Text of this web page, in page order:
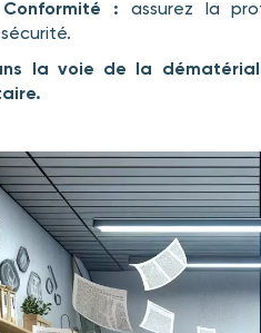
: assurez la
la voie de la